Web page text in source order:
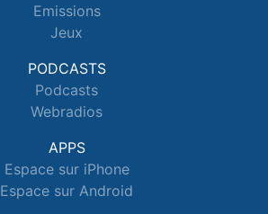
Emissions
Jeux
PODCASTS
Podcasts
Webradios
APPS
Espace sur iPhone
Espace sur Android